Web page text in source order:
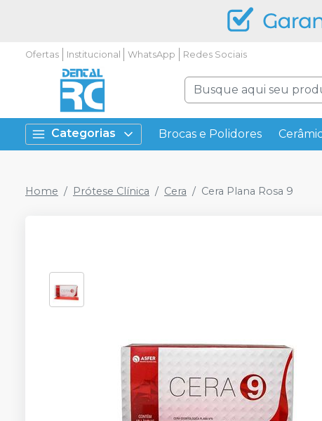
Ofertas Institucional WhatsApp Redes Sociais
Categorias Brocas e Polidores
Home Prótese Clínica Cera Cera Plana Rosa 9